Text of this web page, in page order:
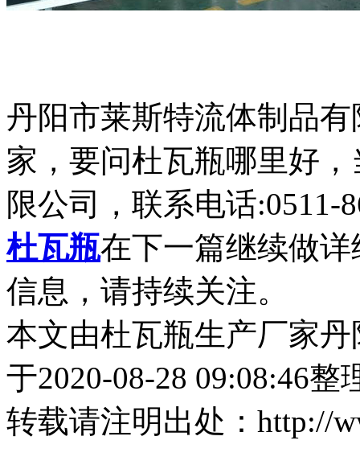
丹阳市莱斯特流体制品
家，要问杜瓦瓶哪里好
限公司，联系电话:0511-
杜瓦瓶在下一篇继续做
信息，请持续关注。
本文由杜瓦瓶生产厂家
于2020-08-28 09:08:46整
转载请注明出处：http://